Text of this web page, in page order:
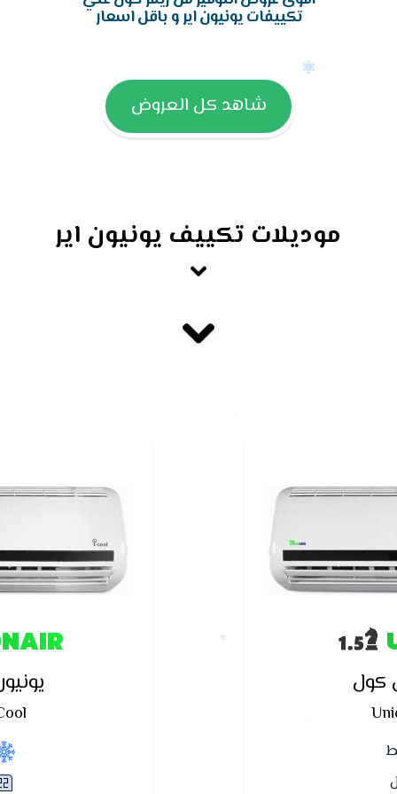
تكييفات يونيون اير و باقل اسعار
شاهد كل العروض
موديلات تكييف يونيون اير
كول